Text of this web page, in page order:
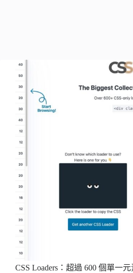
CSS Loaders：超過 600 個單一